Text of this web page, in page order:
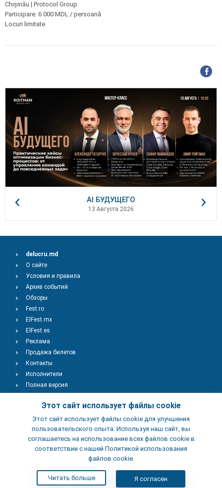
Chișinău | Protocol Group
Participare: 6 000 MDL / persoană
Locuri limitate
AI БУДУЩЕГО
13 Августа 2026
Этот сайт использует файлы cookie
Этот сайт использует файлы cookie для улучшения
пользовательского опыта. Используя наш сайт, вы
соглашаетесь на использование всех файлов cookie в
соответствии с нашей Политикой использования
файлов cookie.
Читать больше Я согласен
delucru.md
О сайте
Условия и правила
Архив событий
Обзоры
Fest.ro
ElFest.mx
ElFest.es
Реклама
Продажа билетов
Контакты
Исполнители
Полная версия
Добавить Событие
Добавить Заведение